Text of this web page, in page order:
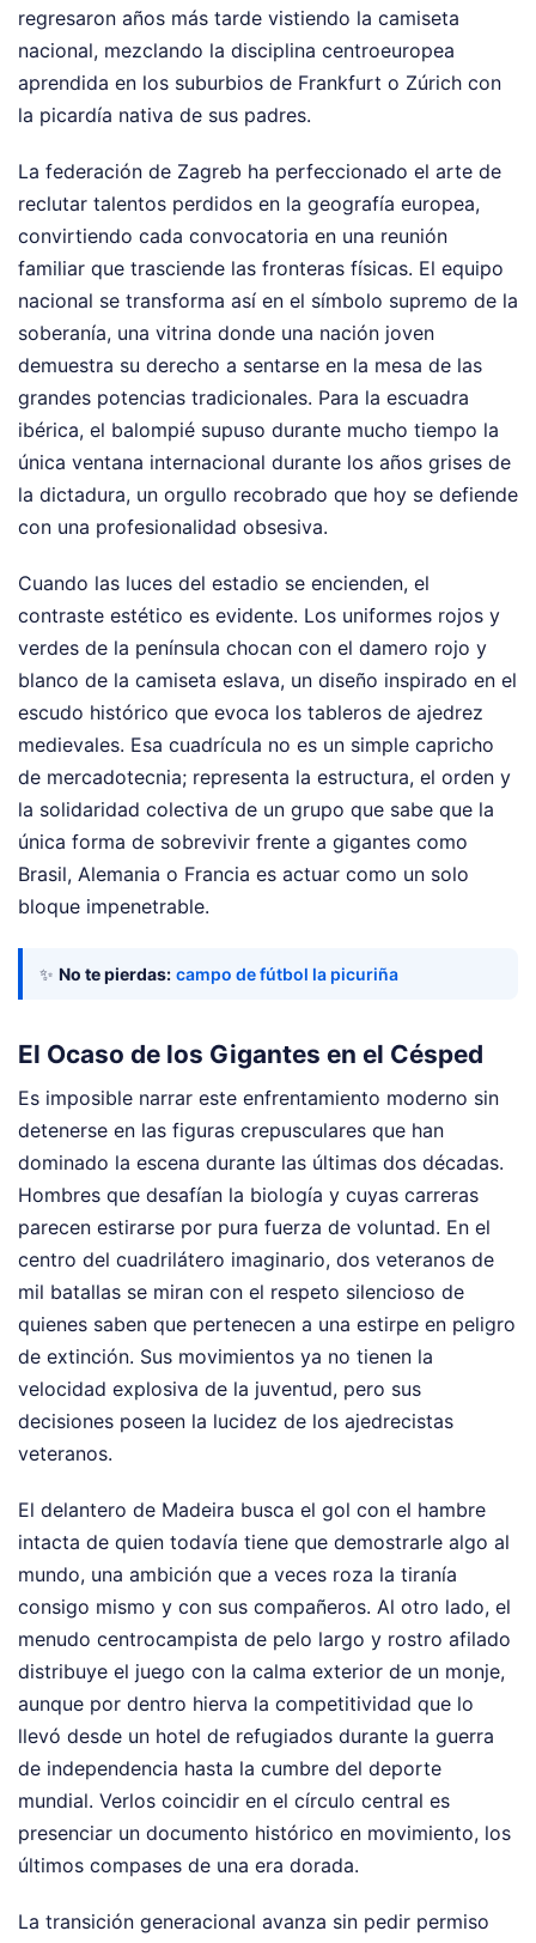
regresaron años más tarde vistiendo la camiseta
nacional, mezclando la disciplina centroeuropea
aprendida en los suburbios de Frankfurt o Zúrich con
la picardía nativa de sus padres.
La federación de Zagreb ha perfeccionado el arte de
reclutar talentos perdidos en la geografía europea,
convirtiendo cada convocatoria en una reunión
familiar que trasciende las fronteras físicas. El equipo
nacional se transforma así en el símbolo supremo de la
soberanía, una vitrina donde una nación joven
demuestra su derecho a sentarse en la mesa de las
grandes potencias tradicionales. Para la escuadra
ibérica, el balompié supuso durante mucho tiempo la
única ventana internacional durante los años grises de
la dictadura, un orgullo recobrado que hoy se defiende
con una profesionalidad obsesiva.
Cuando las luces del estadio se encienden, el
contraste estético es evidente. Los uniformes rojos y
verdes de la península chocan con el damero rojo y
blanco de la camiseta eslava, un diseño inspirado en el
escudo histórico que evoca los tableros de ajedrez
medievales. Esa cuadrícula no es un simple capricho
de mercadotecnia; representa la estructura, el orden y
la solidaridad colectiva de un grupo que sabe que la
única forma de sobrevivir frente a gigantes como
Brasil, Alemania o Francia es actuar como un solo
bloque impenetrable.
✨ No te pierdas: campo de fútbol la picuriña
El Ocaso de los Gigantes en el Césped
Es imposible narrar este enfrentamiento moderno sin
detenerse en las figuras crepusculares que han
dominado la escena durante las últimas dos décadas.
Hombres que desafían la biología y cuyas carreras
parecen estirarse por pura fuerza de voluntad. En el
centro del cuadrilátero imaginario, dos veteranos de
mil batallas se miran con el respeto silencioso de
quienes saben que pertenecen a una estirpe en peligro
de extinción. Sus movimientos ya no tienen la
velocidad explosiva de la juventud, pero sus
decisiones poseen la lucidez de los ajedrecistas
veteranos.
El delantero de Madeira busca el gol con el hambre
intacta de quien todavía tiene que demostrarle algo al
mundo, una ambición que a veces roza la tiranía
consigo mismo y con sus compañeros. Al otro lado, el
menudo centrocampista de pelo largo y rostro afilado
distribuye el juego con la calma exterior de un monje,
aunque por dentro hierva la competitividad que lo
llevó desde un hotel de refugiados durante la guerra
de independencia hasta la cumbre del deporte
mundial. Verlos coincidir en el círculo central es
presenciar un documento histórico en movimiento, los
últimos compases de una era dorada.
La transición generacional avanza sin pedir permiso